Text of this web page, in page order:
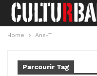
Home Ans-T
Parcourir Tag